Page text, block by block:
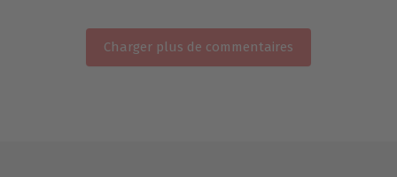
Charger plus de commentaires